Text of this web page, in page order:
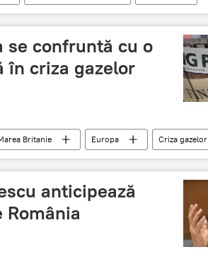
se confruntă cu o
în criza gazelor
Britanie Europa Criza gazelor
anticipează
România